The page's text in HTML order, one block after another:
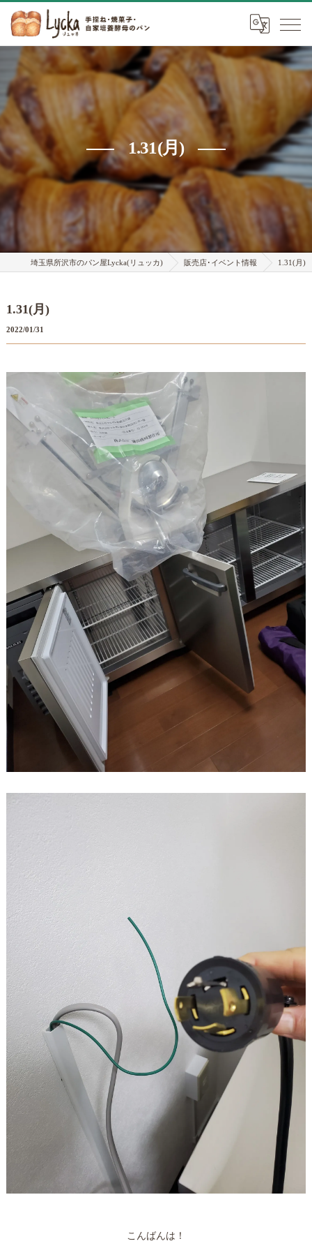
1.31(月)
埼玉県所沢市のパン屋Lycka(リュッカ) 販売店･イベント情報 1.31(月)
1.31(月)
2022/01/31
こんばんは！